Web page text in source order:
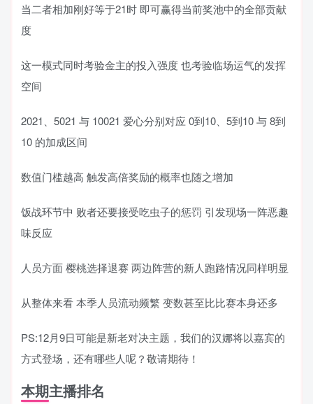
当二者相加刚好等于21时 即可赢得当前奖池中的全部贡献
度
这一模式同时考验金主的投入强度 也考验临场运气的发挥
空间
2021、5021 与 10021 爱心分别对应 0到10、5到10 与 8到
10 的加成区间
数值门槛越高 触发高倍奖励的概率也随之增加
饭战环节中 败者还要接受吃虫子的惩罚 引发现场一阵恶趣
味反应
人员方面 樱桃选择退赛 两边阵营的新人跑路情况同样明显
从整体来看 本季人员流动频繁 变数甚至比比赛本身还多
PS:12月9日可能是新老对决主题，我们的汉娜将以嘉宾的
方式登场，还有哪些人呢？敬请期待！
本期主播排名